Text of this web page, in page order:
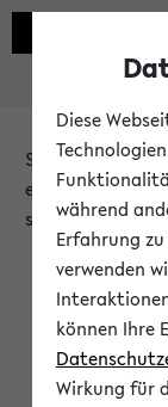
Sie möchten auf
erst nach einer
steht.
Diese
während
Erfahrung
verwenden
können Ihre
Wirkung für